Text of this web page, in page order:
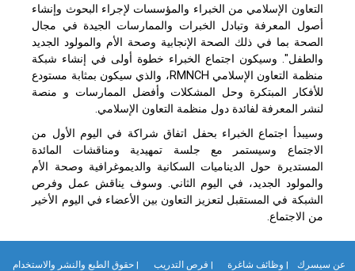
التعاون الإسلامي من الخبراء والمؤسسات لإجراء البحوث وإنشاء
أصول المعرفة وتبادل الخبرات والممارسات الجيدة في مجال
الصحة بما في ذلك الصحة الإنجابية وصحة الأم والمولود الجديد
والطفل". وسيكون اجتماع الخبراء خطوة أولى في إنشاء شبكة
منظمة التعاون الإسلامي RMNCH، والذي سيكون بمثابة مستودع
للأفكار المبتكرة وحل المشكلات وأفضل الممارسات و منصة
لنشر المعرفة لفائدة دول منظمة التعاون الإسلامي.
وسيبدأ اجتماع الخبراء بحفل اتفاق شراكة في اليوم الأول من
الاجتماع وسيستمر مع جلسة تمهيدية ومناقشات المائدة
المستديرة حول الديناميات السكانية والديموغرافية وصحة الأم
والمولود الجديد، في اليوم الثاني. وسوف يناقش عمل وفرص
الشبكة في المستقبل لتعزيز التعاون بين الأعضاء في اليوم الأخير
من الاجتماع.
سيسرك | وظائف شاغرة | فرص التدريب
| حقوق الطبع والنشر والاستخدام